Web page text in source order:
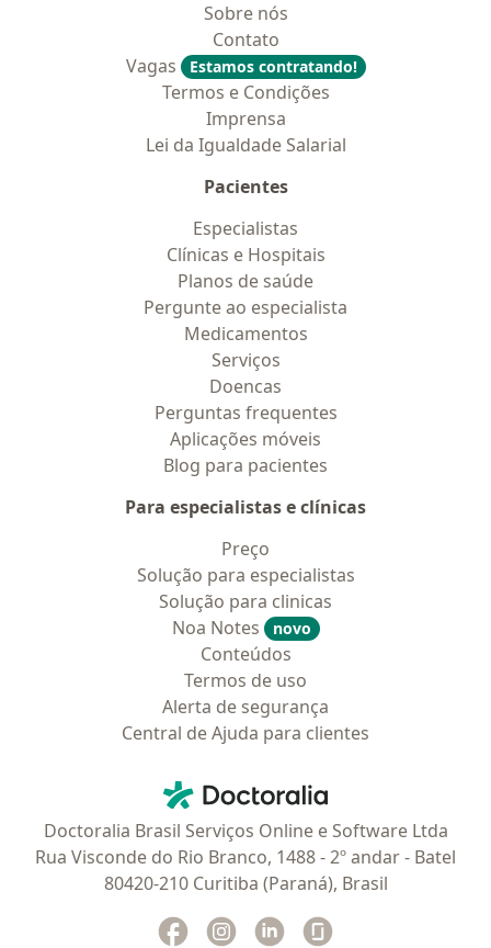
Sobre nós
Contato
Vagas
Estamos contratando!
Termos e Condições
Imprensa
Lei da Igualdade Salarial
Pacientes
Especialistas
Clínicas e Hospitais
Planos de saúde
Pergunte ao especialista
Medicamentos
Serviços
Doencas
Perguntas frequentes
Aplicações móveis
Blog para pacientes
Para especialistas e clínicas
Preço
Solução para especialistas
Solução para clinicas
Noa Notes
novo
Conteúdos
Termos de uso
Alerta de segurança
Central de Ajuda para clientes
Doctoralia - Homepage
Doctoralia Brasil Serviços Online e Software Ltda
Rua Visconde do Rio Branco, 1488 - 2º andar - Batel
80420-210 Curitiba (Paraná), Brasil
Facebook
abre num novo separador
Instagram
abre num novo separador
Linkedin
abre num novo